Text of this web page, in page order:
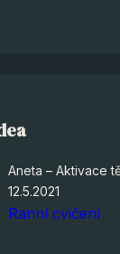
Aneta – Aktivace
12.5.2021
Ranní cvičení